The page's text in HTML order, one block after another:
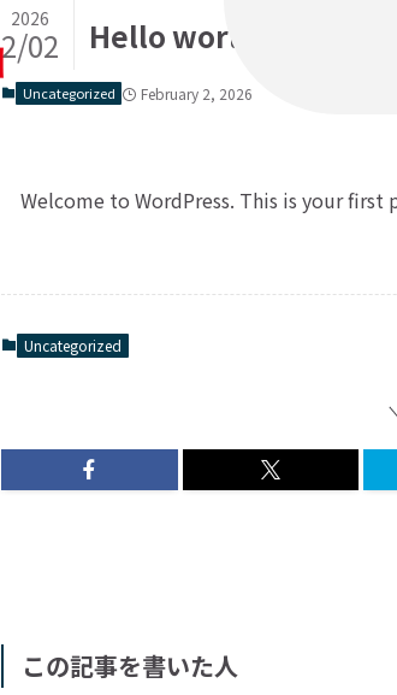
Hello world!
2026
2/02
Uncategorized February 2, 2026
Welcome to WordPress. This is your
Uncategorized
この記事を書いた人